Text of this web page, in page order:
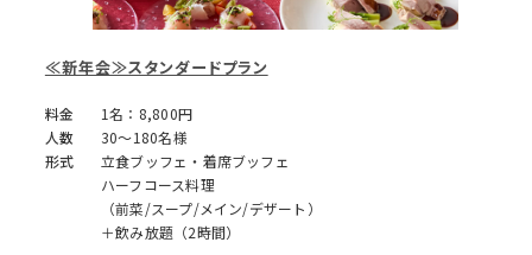
≪新年会≫スタンダードプラン
料金
1名：8,800円
人数
30～180名様
形式
立食ブッフェ・着席ブッフェ
ハーフコース料理
（前菜/スープ/メイン/デザート）
＋飲み放題（2時間）